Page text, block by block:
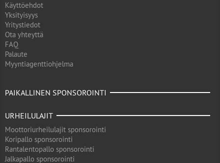
Käyttöehdot
Yksityisyys
Yritystiedot
Ota yhteyttä
FAQ
Palaute
Myyntiagenttiohjelma
PAIKALLINEN SPONSOROINTI
URHEILULAJIT
Moottoriurheilulajit sponsorointi
Koripallo sponsorointi
Rantalentopallo sponsorointi
Jalkapallo sponsorointi